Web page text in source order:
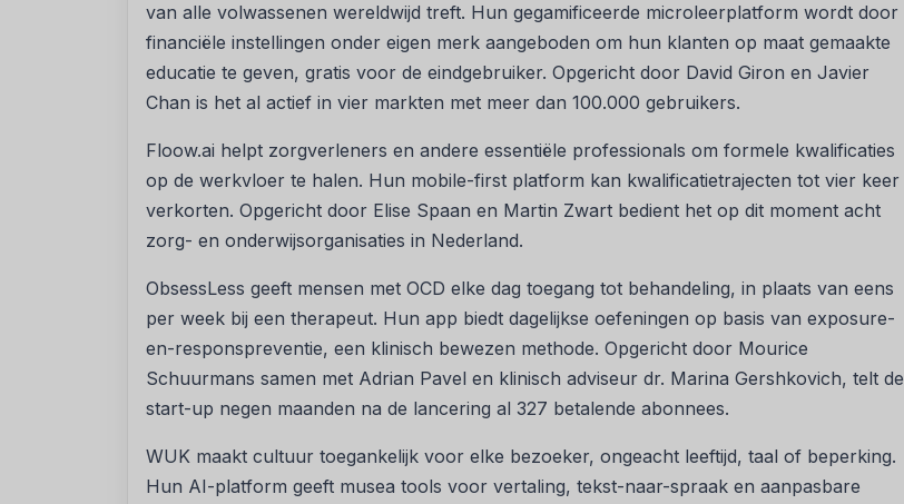
van alle volwassenen wereldwijd treft. Hun gegamificeerde microleerplatform wordt door
financiële instellingen onder eigen merk aangeboden om hun klanten op maat gemaakte
educatie te geven, gratis voor de eindgebruiker. Opgericht door David Giron en Javier
Chan is het al actief in vier markten met meer dan 100.000 gebruikers.
Floow.ai helpt zorgverleners en andere essentiële professionals om formele kwalificaties
op de werkvloer te halen. Hun mobile-first platform kan kwalificatietrajecten tot vier keer
verkorten. Opgericht door Elise Spaan en Martin Zwart bedient het op dit moment acht
zorg- en onderwijsorganisaties in Nederland.
ObsessLess geeft mensen met OCD elke dag toegang tot behandeling, in plaats van eens
per week bij een therapeut. Hun app biedt dagelijkse oefeningen op basis van exposure-
en-responspreventie, een klinisch bewezen methode. Opgericht door Mourice
Schuurmans samen met Adrian Pavel en klinisch adviseur dr. Marina Gershkovich, telt de
start-up negen maanden na de lancering al 327 betalende abonnees.
WUK maakt cultuur toegankelijk voor elke bezoeker, ongeacht leeftijd, taal of beperking.
Hun AI-platform geeft musea tools voor vertaling, tekst-naar-spraak en aanpasbare